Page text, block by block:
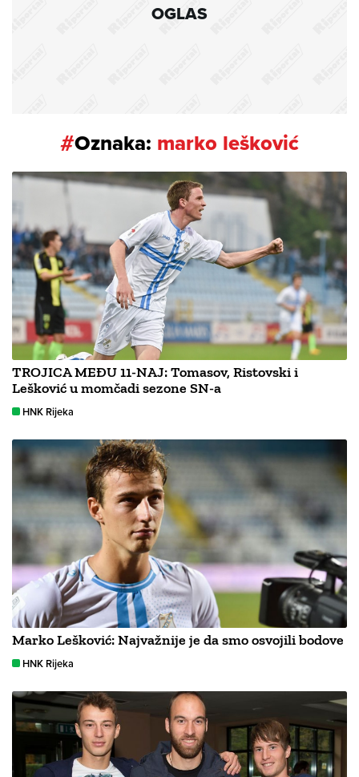
OGLAS
#Oznaka: marko lešković
TROJICA MEĐU 11-NAJ: Tomasov, Ristovski i
Lešković u momčadi sezone SN-a
HNK Rijeka
Marko Lešković: Najvažnije je da smo osvojili bodove
HNK Rijeka